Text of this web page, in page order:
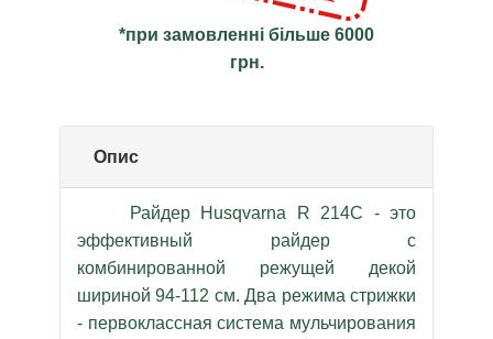
*при замовленні більше 6000
грн.
Опис
Райдер Husqvarna R 214C - это
эффективный райдер с
комбинированной режущей декой
шириной 94-112 см. Два режима стрижки
- первоклассная система мульчирования